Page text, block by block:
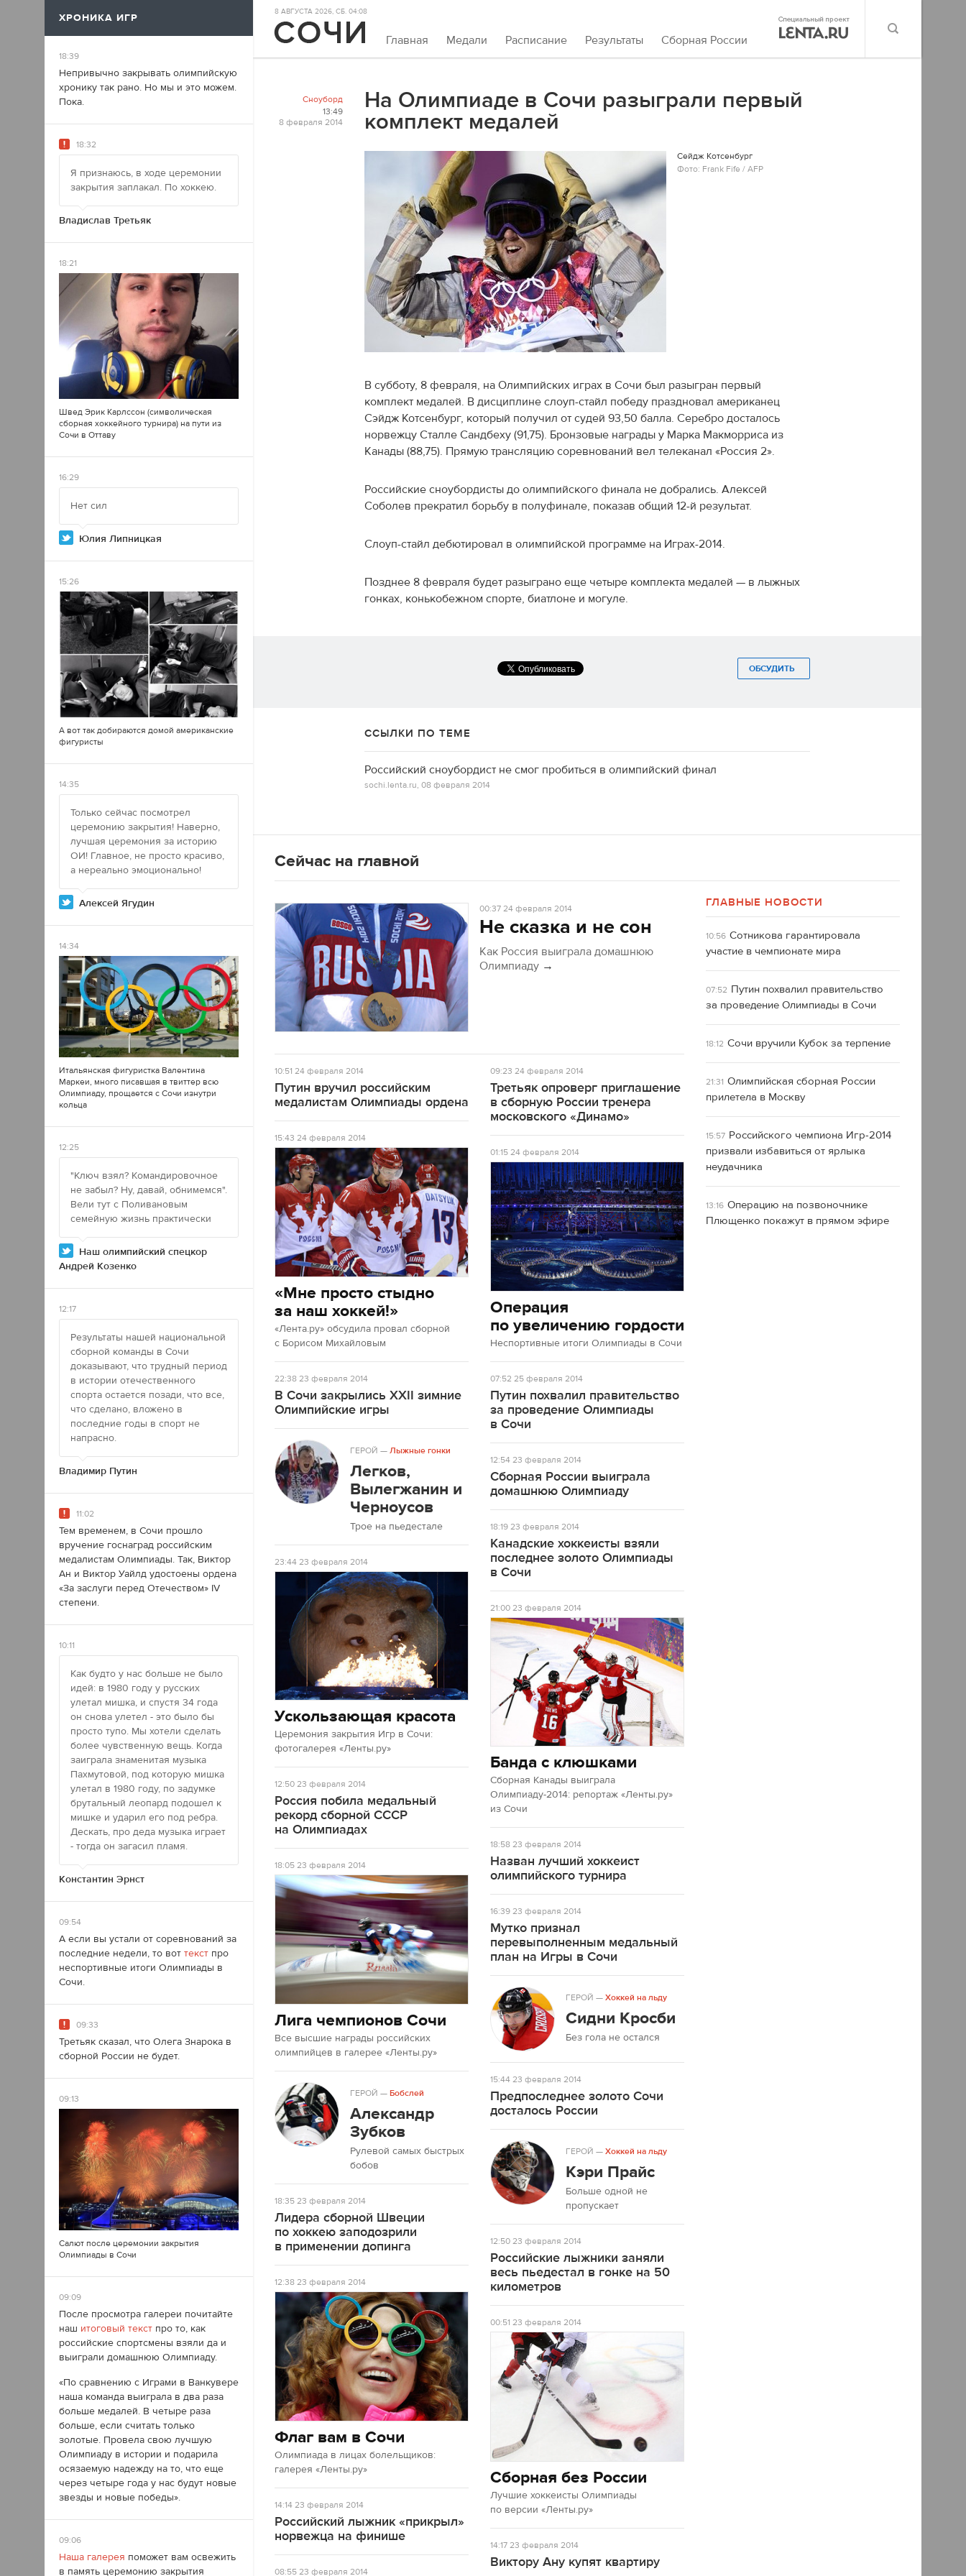
ХРОНИКА ИГР
18:39
Непривычно закрывать олимпийскую
хронику так рано. Но мы и это можем.
Пока.
18:32
Я признаюсь, в ходе церемонии
закрытия заплакал. По хоккею.
Владислав Третьяк
18:21
Швед Эрик Карлссон (символическая
сборная хоккейного турнира) на пути из
Сочи в Оттаву
16:29
Нет сил
Юлия Липницкая
15:26
А вот так добираются домой американские
фигуристы
14:35
Только сейчас посмотрел
церемонию закрытия! Наверно,
лучшая церемония за историю
ОИ! Главное, не просто красиво,
а нереально эмоционально!
Алексей Ягудин
14:34
Итальянская фигуристка Валентина
Маркеи, много писавшая в твиттер всю
Олимпиаду, прощается с Сочи изнутри
кольца
12:25
"Ключ взял? Командировочное
не забыл? Ну, давай, обнимемся".
Вели тут с Поливановым
семейную жизнь практически
Наш олимпийский спецкор
Андрей Козенко
12:17
Результаты нашей национальной
сборной команды в Сочи
доказывают, что трудный период
в истории отечественного
спорта остается позади, что все,
что сделано, вложено в
последние годы в спорт не
напрасно.
Владимир Путин
11:02
Тем временем, в Сочи прошло
вручение госнаград российским
медалистам Олимпиады. Так, Виктор
Ан и Виктор Уайлд удостоены ордена
«За заслуги перед Отечеством» IV
степени.
10:11
Как будто у нас больше не было
идей: в 1980 году у русских
улетал мишка, и спустя 34 года
он снова улетел - это было бы
просто тупо. Мы хотели сделать
более чувственную вещь. Когда
заиграла знаменитая музыка
Пахмутовой, под которую мишка
улетал в 1980 году, по задумке
брутальный леопард подошел к
мишке и ударил его под ребра.
Дескать, про деда музыка играет
- тогда он загасил пламя.
Константин Эрнст
09:54
А если вы устали от соревнований за
последние недели, то вот текст про
неспортивные итоги Олимпиады в
Сочи.
09:33
Третьяк сказал, что Олега Знарока в
сборной России не будет.
09:13
Салют после церемонии закрытия
Олимпиады в Сочи
09:09
После просмотра галереи почитайте
наш итоговый текст про то, как
российские спортсмены взяли да и
выиграли домашнюю Олимпиаду.
«По сравнению с Играми в Ванкувере
наша команда выиграла в два раза
больше медалей. В четыре раза
больше, если считать только
золотые. Провела свою лучшую
Олимпиаду в истории и подарила
осязаемую надежду на то, что еще
через четыре года у нас будут новые
звезды и новые победы».
09:06
Наша галерея поможет вам освежить
в память церемонию закрытия
8 АВГУСТА 2026, СБ. 04:08
Главная Медали Расписание Результаты Сборная России
Сноуборд
13:49
8 февраля 2014
На Олимпиаде в Сочи разыграли первый
комплект медалей
Сейдж Котсенбург
Фото: Frank Fife / AFP
В субботу, 8 февраля, на Олимпийских играх в Сочи был разыгран первый
комплект медалей. В дисциплине слоуп-стайл победу праздновал американец
Сэйдж Котсенбург, который получил от судей 93,50 балла. Серебро досталось
норвежцу Сталле Сандбеху (91,75). Бронзовые награды у Марка Макморриса из
Канады (88,75). Прямую трансляцию соревнований вел телеканал «Россия 2».
Российские сноубордисты до олимпийского финала не добрались. Алексей
Соболев прекратил борьбу в полуфинале, показав общий 12-й результат.
Слоуп-стайл дебютировал в олимпийской программе на Играх-2014.
Позднее 8 февраля будет разыграно еще четыре комплекта медалей — в лыжных
гонках, конькобежном спорте, биатлоне и могуле.
ОБСУДИТЬ
ССЫЛКИ ПО ТЕМЕ
Российский сноубордист не смог пробиться в олимпийский финал
sochi.lenta.ru, 08 февраля 2014
Сейчас на главной
00:3724 февраля 2014
Не сказка и не сон
Как Россия выиграла домашнюю
Олимпиаду →
10:51 24 февраля 2014
Путин вручил российским
медалистам Олимпиады ордена
15:43 24 февраля 2014
«Мне просто стыдно
за наш хоккей!»
«Лента.ру» обсудила провал сборной
с Борисом Михайловым
22:3823 февраля 2014
В Сочи закрылись XXII зимние
Олимпийские игры
ГЕРОЙ —Лыжные гонки
Легков,
Вылегжанин и
Черноусов
Трое на пьедестале
23:4423 февраля 2014
Ускользающая красота
Церемония закрытия Игр в Сочи:
фотогалерея «Ленты.ру»
12:5023 февраля 2014
Россия побила медальный
рекорд сборной СССР
на Олимпиадах
18:0523 февраля 2014
Лига чемпионов Сочи
Все высшие награды российских
олимпийцев в галерее «Ленты.ру»
ГЕРОЙ —Бобслей
Александр
Зубков
Рулевой самых быстрых
бобов
18:3523 февраля 2014
Лидера сборной Швеции
по хоккею заподозрили
в применении допинга
12:3823 февраля 2014
Флаг вам в Сочи
Олимпиада в лицах болельщиков:
галерея «Ленты.ру»
14:1423 февраля 2014
Российский лыжник «прикрыл»
норвежца на финише
08:5523 февраля 2014
09:23 24 февраля 2014
Третьяк опроверг приглашение
в сборную России тренера
московского «Динамо»
01:1524 февраля 2014
Операция
по увеличению гордости
Неспортивные итоги Олимпиады в Сочи
07:52 25 февраля 2014
Путин похвалил правительство
за проведение Олимпиады
в Сочи
12:5423 февраля 2014
Сборная России выиграла
домашнюю Олимпиаду
18:1923 февраля 2014
Канадские хоккеисты взяли
последнее золото Олимпиады
в Сочи
21:0023 февраля 2014
Банда с клюшками
Сборная Канады выиграла
Олимпиаду-2014: репортаж «Ленты.ру»
из Сочи
18:5823 февраля 2014
Назван лучший хоккеист
олимпийского турнира
16:3923 февраля 2014
Мутко признал
перевыполненным медальный
план на Игры в Сочи
ГЕРОЙ —Хоккей на льду
Сидни Кросби
Без гола не остался
15:4423 февраля 2014
Предпоследнее золото Сочи
досталось России
ГЕРОЙ —Хоккей на льду
Кэри Прайс
Больше одной не
пропускает
12:5023 февраля 2014
Российские лыжники заняли
весь пьедестал в гонке на 50
километров
00:51 23 февраля 2014
Сборная без России
Лучшие хоккеисты Олимпиады
по версии «Ленты.ру»
14:1723 февраля 2014
Виктору Ану купят квартиру
ГЛАВНЫЕ НОВОСТИ
10:56 Сотникова гарантировала
участие в чемпионате мира
07:52 Путин похвалил правительство
за проведение Олимпиады в Сочи
18:12 Сочи вручили Кубок за терпение
21:31 Олимпийская сборная России
прилетела в Москву
15:57 Российского чемпиона Игр-2014
призвали избавиться от ярлыка
неудачника
13:16 Операцию на позвоночнике
Плющенко покажут в прямом эфире